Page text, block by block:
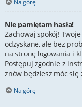
Na górę
Nie pamiętam hasła!
Zachowaj spokój!
odzyskane, ale bez
na stronę logowania i
Postępuj zgodnie z
znów będziesz móc się
Na górę